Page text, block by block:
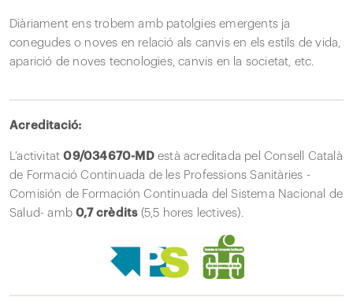
Diàriament ens trobem amb patolgies emergents ja
conegudes o noves en relació als canvis en els estils de vida,
aparició de noves tecnologies, canvis en la societat, etc.
Acreditació:
L’activitat09/034670-MDestà acreditada pel Consell Català
de Formació Continuada de les Professions Sanitàries -
Comisión de Formación Continuada del Sistema Nacional de
Salud- amb0,7 crèdits (5,5 hores lectives).